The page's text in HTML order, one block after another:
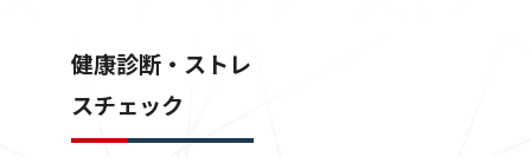
健康診断・ストレ
スチェック